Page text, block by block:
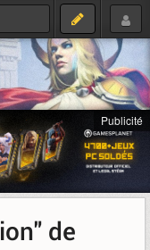
Publicité
de